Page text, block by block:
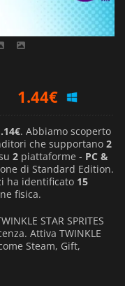
1.44€
1.14€
. Abbiamo scoperto
che supportano 2
2 piattaforme - PC &
di Standard Edition.
ha identificato 15
fisica.
STAR SPRITES
Attiva TWINKLE
Steam, Gift,